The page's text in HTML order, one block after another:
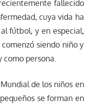
fallecido
cuya vida ha
fútbol, y en especial,
siendo niño y
persona.
de los niños en
se forman en